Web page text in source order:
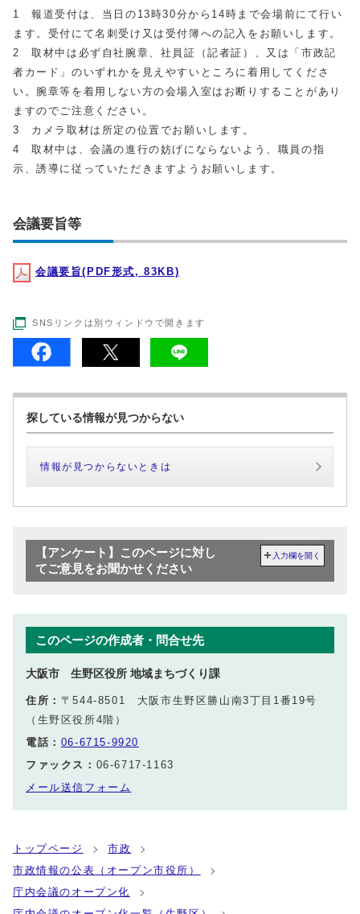
1 報道受付は、当日の13時30分から14時まで会場前にて行い
ます。受付にて名刺受け又は受付簿への記入をお願いします。
2 取材中は必ず自社腕章、社員証（記者証）、又は「市政記
者カード」のいずれかを見えやすいところに着用してくださ
い。腕章等を着用しない方の会場入室はお断りすることがあり
ますのでご注意ください。
3 カメラ取材は所定の位置でお願いします。
4 取材中は、会議の進行の妨げにならないよう、職員の指
示、誘導に従っていただきますようお願いします。
会議要旨等
会議要旨(PDF形式, 83KB)
SNSリンクは別ウィンドウで開きます
探している情報が見つからない
情報が見つからないときは
【アンケート】このページに対し
てご意見をお聞かせください
入力欄を開く
このページの作成者・問合せ先
大阪市 生野区役所 地域まちづくり課
住所： 〒544-8501 大阪市生野区勝山南3丁目1番19号
（生野区役所4階）
電話： 06-6715-9920
ファックス： 06-6717-1163
メール送信フォーム
トップページ
市政
市政情報の公表（オープン市役所）
庁内会議のオープン化